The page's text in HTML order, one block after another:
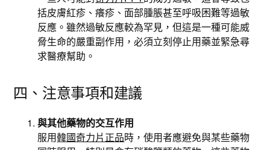
括皮膚紅疹、癢疹、面部腫脹甚至呼吸困難等過敏
反應。雖然過敏反應較為罕見，但這是一種可能威
脅生命的嚴重副作用，必須立刻停止用藥並緊急尋
求醫療幫助。
四、注意事項和建議
與其他藥物的交互作用
服用韓國奇力片正品時，使用者應避免與某些藥物